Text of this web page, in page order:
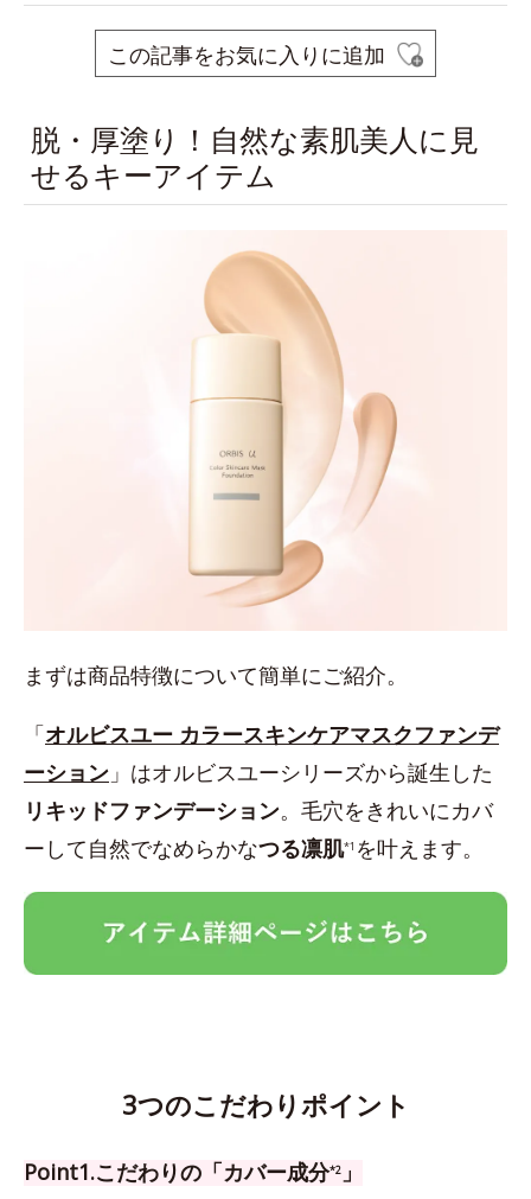
この記事をお気に入りに追加
脱・厚塗り！自然な素肌美人に見
せるキーアイテム
まずは商品特徴について簡単にご紹介。
「オルビスユー カラースキンケアマスクファンデ
ーション 」はオルビスユーシリーズから誕生した
リキッドファンデーション。毛穴をきれいにカバ
ーして自然でなめらかなつる凛肌*1 を叶えます。
3つのこだわりポイント
Point1.こだわりの「カバー成分*2 」